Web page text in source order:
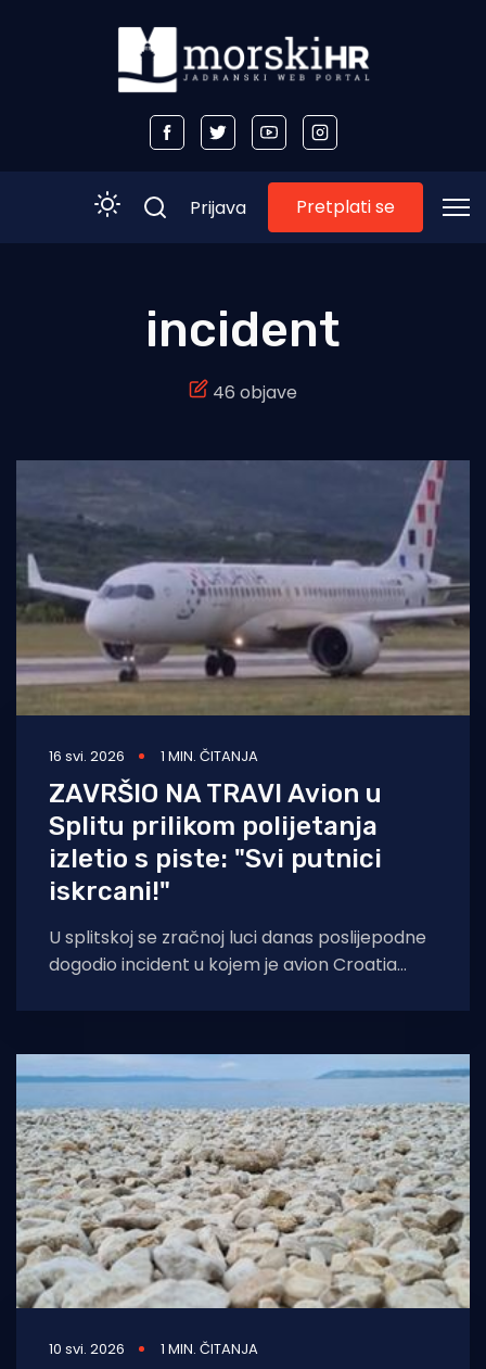
Turizam i nautika
Pomorstvo
Ribolov
Ekologija
Tradicija i kultura
Prijava Pretplati se
incident
46 objave
16 svi. 2026 1 MIN. ČITANJA
ZAVRŠIO NA TRAVI Avion u
Splitu prilikom polijetanja
izletio s piste: "Svi putnici
iskrcani!"
U splitskoj se zračnoj luci danas poslijepodne
dogodio incident u kojem je avion Croatia
10 svi. 2026 1 MIN. ČITANJA